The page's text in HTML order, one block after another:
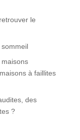
le
à faillites
des
?